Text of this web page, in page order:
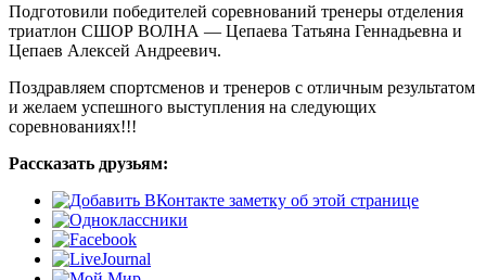
Подготовили победителей соревнований тренеры отделения
триатлон СШОР ВОЛНА — Цепаева Татьяна Геннадьевна и
Цепаев Алексей Андреевич.
Поздравляем спортсменов и тренеров с отличным результатом
и желаем успешного выступления на следующих
соревнованиях!!!
Рассказать друзьям: